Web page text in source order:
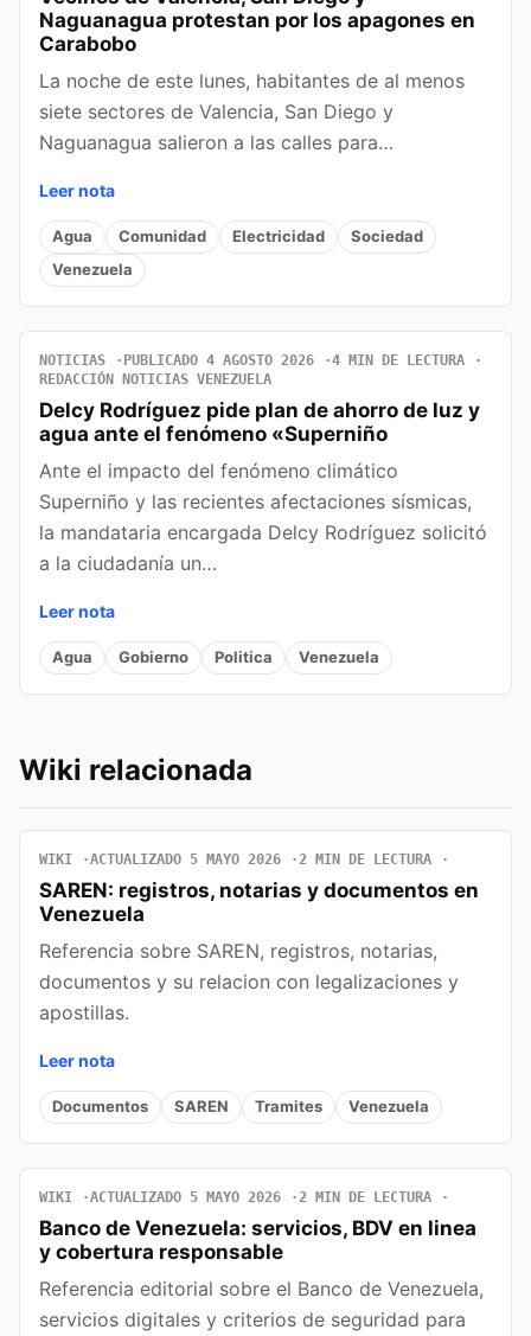
Naguanagua protestan por los apagones en
Carabobo
La noche de este lunes, habitantes de al menos
siete sectores de Valencia, San Diego y
Naguanagua salieron a las calles para…
Leer nota
Agua Comunidad Electricidad
Sociedad
Venezuela
NOTICIAS PUBLICADO 4 AGOSTO 2026
4 MIN DE LECTURA
REDACCIÓN NOTICIAS VENEZUELA
Delcy Rodríguez pide plan de ahorro de luz y
agua ante el fenómeno «Superniño
Ante el impacto del fenómeno climático
Superniño y las recientes afectaciones sísmicas,
la mandataria encargada Delcy Rodríguez solicitó
a la ciudadanía un…
Leer nota
Agua Gobierno Politica Venezuela
Wiki relacionada
WIKI ACTUALIZADO 5 MAYO 2026 2 MIN DE LECTURA
SAREN: registros, notarias y documentos en
Venezuela
Referencia sobre SAREN, registros, notarias,
documentos y su relacion con legalizaciones y
apostillas.
Leer nota
Documentos SAREN Tramites Venezuela
WIKI ACTUALIZADO 5 MAYO 2026 2 MIN DE LECTURA
Banco de Venezuela: servicios, BDV en linea
y cobertura responsable
Referencia editorial sobre el Banco de Venezuela,
servicios digitales y criterios de seguridad para